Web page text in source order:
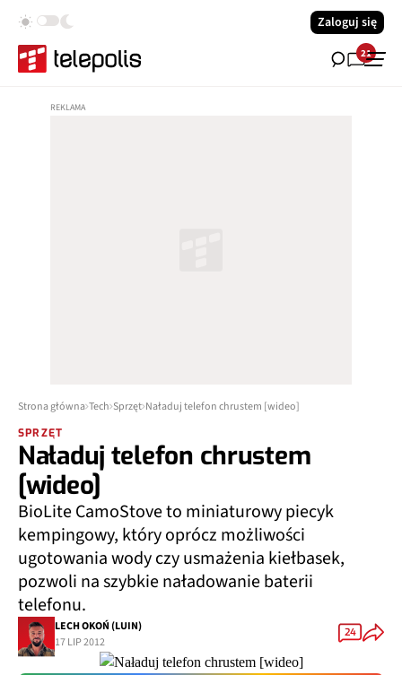
Zaloguj się
21
Strona główna Tech Sprzęt Naładuj telefon chrustem [wideo]
SPRZĘT
Naładuj telefon chrustem
[wideo]
BioLite CamoStove to miniaturowy piecyk
kempingowy, który oprócz możliwości
ugotowania wody czy usmażenia kiełbasek,
pozwoli na szybkie naładowanie baterii
telefonu.
LECH OKOŃ (LUIN)
17 LIP 2012
24